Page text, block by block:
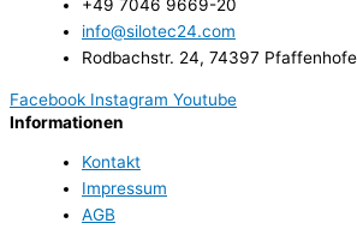
+49 7046 9669-20
info@silotec24.com
Rodbachstr. 24, 74397
Facebook Instagram Youtube
Informationen
Kontakt
Impressum
AGB